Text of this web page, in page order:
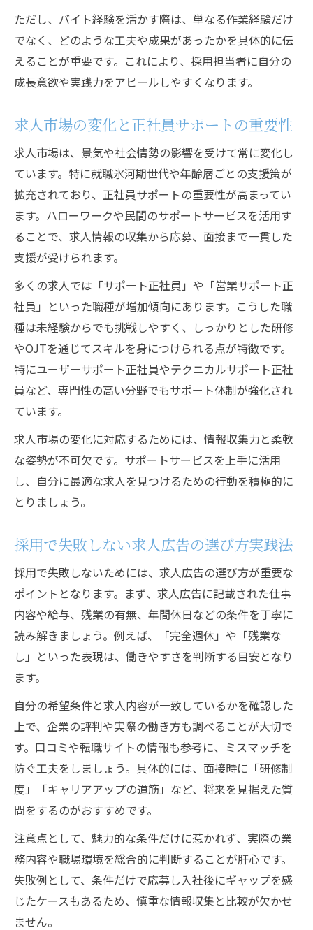
法
正社員求人を狙うための広告比較ポイント
求人広告選定で重視したい採用とサポート
採用サポートで描く正社員へのキャリアパ
求人広告と連動したキャリアアップの実践
法
バイト経験から正社員へ進むサポート事例
集
採用後も続く求人サポートの有効活用法
正社員求人に強くなるサポート活用テクニ
ック
ただし、バイト経験を活かす際は、単なる作業経験だけ
でなく、どのような工夫や成果があったかを具体的に伝
えることが重要です。これにより、採用担当者に自分の
成長意欲や実践力をアピールしやすくなります。
求人市場の変化と正社員サポートの重要性
求人市場は、景気や社会情勢の影響を受けて常に変化し
ています。特に就職氷河期世代や年齢層ごとの支援策が
拡充されており、正社員サポートの重要性が高まってい
ます。ハローワークや民間のサポートサービスを活用す
ることで、求人情報の収集から応募、面接まで一貫した
支援が受けられます。
多くの求人では「サポート正社員」や「営業サポート正
社員」といった職種が増加傾向にあります。こうした職
種は未経験からでも挑戦しやすく、しっかりとした研修
やOJTを通じてスキルを身につけられる点が特徴です。
特にユーザーサポート正社員やテクニカルサポート正社
員など、専門性の高い分野でもサポート体制が強化され
ています。
求人市場の変化に対応するためには、情報収集力と柔軟
な姿勢が不可欠です。サポートサービスを上手に活用
し、自分に最適な求人を見つけるための行動を積極的に
とりましょう。
採用で失敗しない求人広告の選び方実践法
採用で失敗しないためには、求人広告の選び方が重要な
ポイントとなります。まず、求人広告に記載された仕事
内容や給与、残業の有無、年間休日などの条件を丁寧に
読み解きましょう。例えば、「完全週休」や「残業な
し」といった表現は、働きやすさを判断する目安となり
ます。
自分の希望条件と求人内容が一致しているかを確認した
上で、企業の評判や実際の働き方も調べることが大切で
す。口コミや転職サイトの情報も参考に、ミスマッチを
防ぐ工夫をしましょう。具体的には、面接時に「研修制
度」「キャリアアップの道筋」など、将来を見据えた質
問をするのがおすすめです。
注意点として、魅力的な条件だけに惹かれず、実際の業
務内容や職場環境を総合的に判断することが肝心です。
失敗例として、条件だけで応募し入社後にギャップを感
じたケースもあるため、慎重な情報収集と比較が欠かせ
ません。